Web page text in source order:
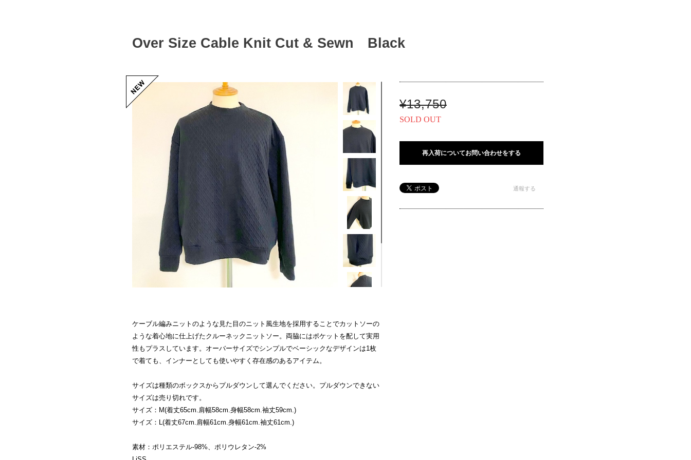
Over Size Cable Knit Cut & Sewn Black
ケーブル編みニットのような見た目のニット風生地を採用することでカットソーの
ような着心地に仕上げたクルーネックニットソー。両脇にはポケットを配して実用
性もプラスしています。オーバーサイズでシンプルでベーシックなデザインは1枚
で着ても、インナーとしても使いやすく存在感のあるアイテム。
サイズは種類のボックスからプルダウンして選んでください。プルダウンできない
サイズは売り切れです。
サイズ：M(着丈65cm.肩幅58cm.身幅58cm.袖丈59cm.)
サイズ：L(着丈67cm.肩幅61cm.身幅61cm.袖丈61cm.)
素材：ポリエステル-98%、ポリウレタン-2%
¥13,750
SOLD OUT
再入荷についてお問い合わせをする
通報する